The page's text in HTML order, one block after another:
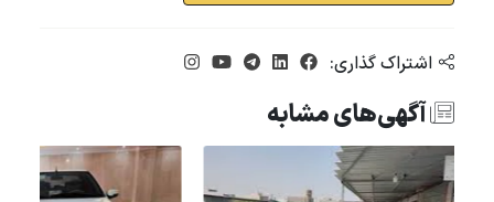
اشتراک گذاری:
آگهی‌های مشابه